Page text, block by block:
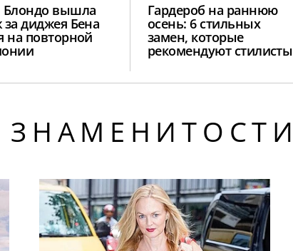
Блондо вышла
диджея Бена
на повторной
Гардероб на раннюю
осень: 6 стильных
замен, которые
рекомендуют стилисты
ЗНАМЕНИТОСТИ